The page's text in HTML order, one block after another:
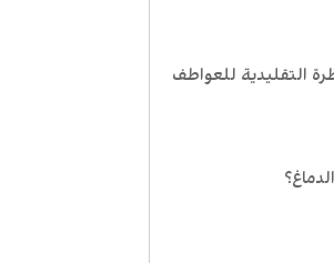
التقليدية للعواطف